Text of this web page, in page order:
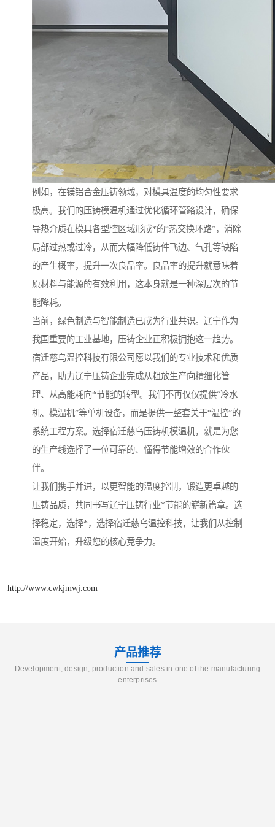
例如，在镁铝合金压铸领域，对模具温度的均匀性要求
极高。我们的压铸模温机通过优化循环管路设计，确保
导热介质在模具各型腔区域形成*的“热交换环路”，消除
局部过热或过冷，从而大幅降低铸件飞边、气孔等缺陷
的产生概率，提升一次良品率。良品率的提升就意味着
原材料与能源的有效利用，这本身就是一种深层次的节
能降耗。
当前，绿色制造与智能制造已成为行业共识。辽宁作为
我国重要的工业基地，压铸企业正积极拥抱这一趋势。
宿迁慈乌温控科技有限公司愿以我们的专业技术和优质
产品，助力辽宁压铸企业完成从粗放生产向精细化管
理、从高能耗向*节能的转型。我们不再仅仅提供“冷水
机、模温机”等单机设备，而是提供一整套关于“温控”的
系统工程方案。选择宿迁慈乌压铸机模温机，就是为您
的生产线选择了一位可靠的、懂得节能增效的合作伙
伴。
让我们携手并进，以更智能的温度控制，锻造更卓越的
压铸品质，共同书写辽宁压铸行业*节能的崭新篇章。选
择稳定，选择*，选择宿迁慈乌温控科技，让我们从控制
温度开始，升级您的核心竞争力。
http://www.cwkjmwj.com
产品推荐
Development, design, production and sales in one of the manufacturing
enterprises